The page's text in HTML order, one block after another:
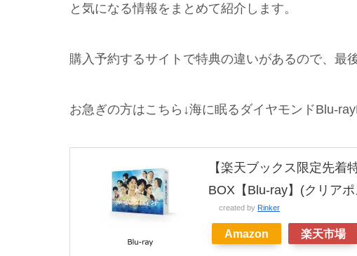
と気になる情報をまとめて紹介します。
購入予約するサイトで特典の違いがあるので、最
お急ぎの方はこちら↓海に眠るダイヤモンドBlu-
【楽天ブックス限定先着
BOX【Blu-ray】(クリア
created by Rinker
Amazon 楽天市場